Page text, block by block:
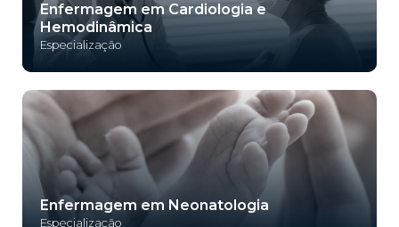
Enfermagem em Cardiologia e
Hemodinâmica
Especialização
Enfermagem em Neonatologia
Especialização